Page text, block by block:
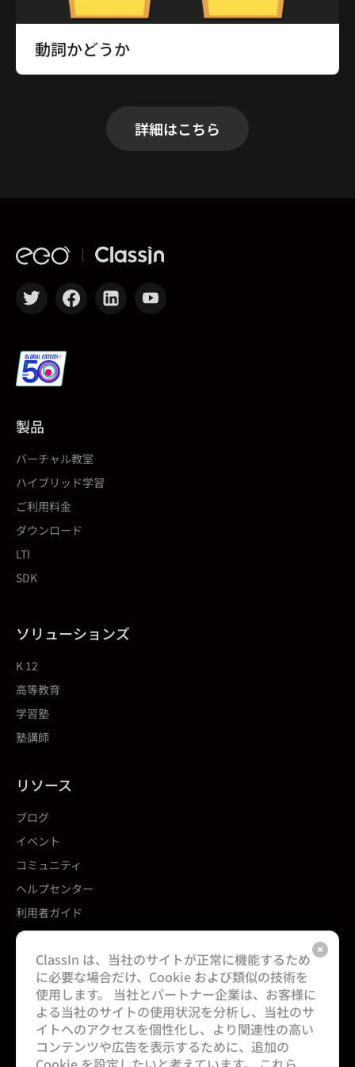
ClassIn は、当社のサイトが正常に機能するため
に必要な場合だけ、Cookie および類似の技術を
使用します。 当社とパートナー企業は、お客様に
よる当社のサイトの使用状況を分析し、当社のサ
イトへのアクセスを個性化し、より関連性の高い
コンテンツや広告を表示するために、追加の
動詞かどうか
詳細はこちら
製品
バーチャル教室
ハイブリッド学習
ご利用料金
ダウンロード
LTI
SDK
ソリューションズ
K 12
高等教育
学習塾
塾講師
リソース
ブログ
イベント
コミュニティ
ヘルプセンター
利用者ガイド
テンプレート
私たちについて
当社について
キャリア
お問い合わせ